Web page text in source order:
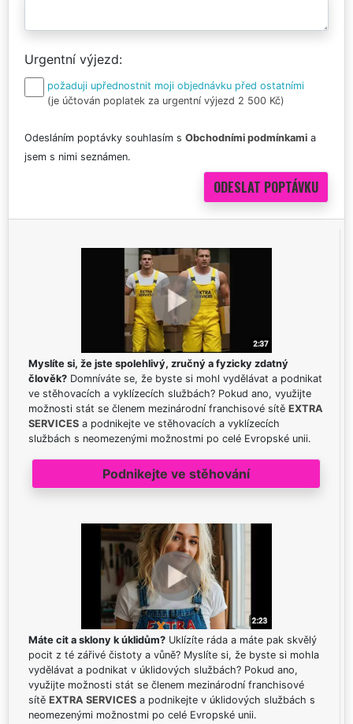
Urgentní výjezd
požaduji upřednostnit moji objednávku před ostatními
(je účtován poplatek za urgentní výjezd 2 500 Kč)
Odesláním poptávky souhlasím s Obchodními podmínkami a
jsem s nimi seznámen.
Myslíte si, že jste spolehlivý, zručný a fyzicky zdatný
člověk? Domníváte se, že byste si mohl vydělávat a podnikat
ve stěhovacích a vyklízecích službách? Pokud ano, využijte
možnosti stát se členem mezinárodní franchisové sítě EXTRA
SERVICES a podnikejte ve stěhovacích a vyklízecích
službách s neomezenými možnostmi po celé Evropské unii.
Podnikejte ve stěhování
Máte cit a sklony k úklidům? Uklízíte ráda a máte pak skvělý
pocit z té zářivé čistoty a vůně? Myslíte si, že byste si mohla
vydělávat a podnikat v úklidových službách? Pokud ano,
využijte možnosti stát se členem mezinárodní franchisové
sítě EXTRA SERVICES a podnikejte v úklidových službách s
neomezenými možnostmi po celé Evropské unii.